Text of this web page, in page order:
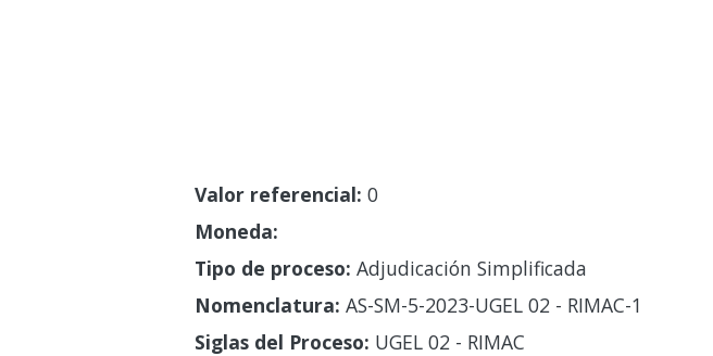
Valor referencial: 0
Moneda:
Tipo de proceso: Adjudicación Simplificada
Nomenclatura: AS-SM-5-2023-UGEL 02 - RIMAC-1
Siglas del Proceso: UGEL 02 - RIMAC